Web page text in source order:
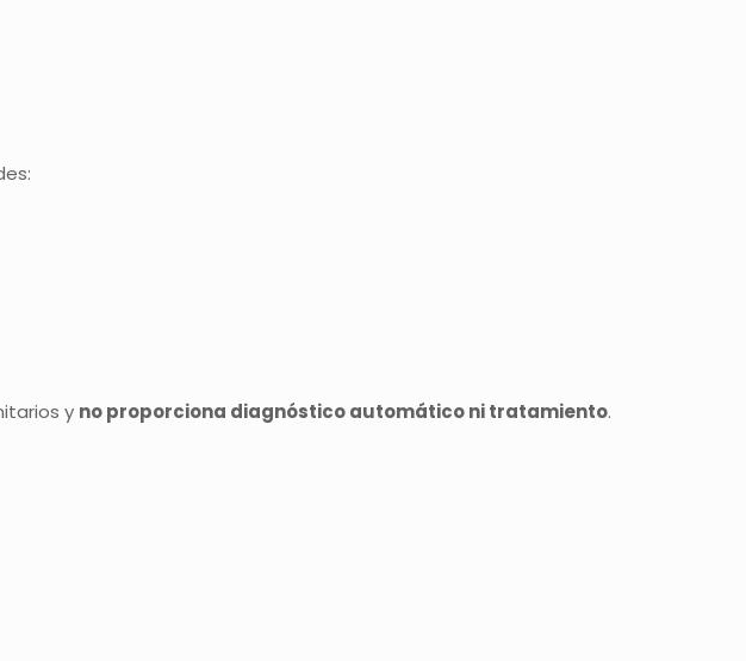
y no proporciona diagnóstico automático ni tratamiento.